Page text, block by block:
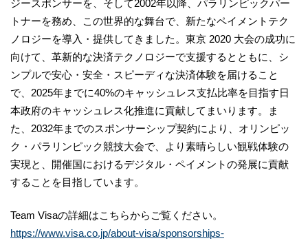
ジースポンサーを、そして2002年以降、パラリンピックパー
トナーを務め、この世界的な舞台で、新たなペイメントテク
ノロジーを導入・提供してきました。東京 2020 大会の成功に
向けて、革新的な決済テクノロジーで支援するとともに、シ
ンプルで安心・安全・スピーディな決済体験を届けること
で、2025年までに40%のキャッシュレス支払比率を目指す日
本政府のキャッシュレス化推進に貢献してまいります。ま
た、2032年までのスポンサーシップ契約により、オリンピッ
ク・パラリンピック競技大会で、より素晴らしい観戦体験の
実現と、開催国におけるデジタル・ペイメントの発展に貢献
することを目指しています。
Team Visaの詳細はこちらからご覧ください。
https://www.visa.co.jp/about-visa/sponsorships-